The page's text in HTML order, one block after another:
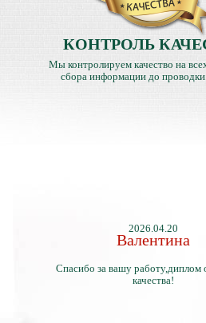
КОНТРОЛЬ
Мы контролируем качество на
сбора информации до
2026.04.20
Валентина
Спасибо за вашу работу,диплом
качества!